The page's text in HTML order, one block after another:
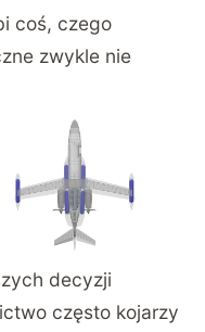
coś, czego
zwykle nie
decyzji
często kojarzy